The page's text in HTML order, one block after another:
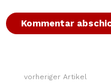
Weiterevorheriger Artikel